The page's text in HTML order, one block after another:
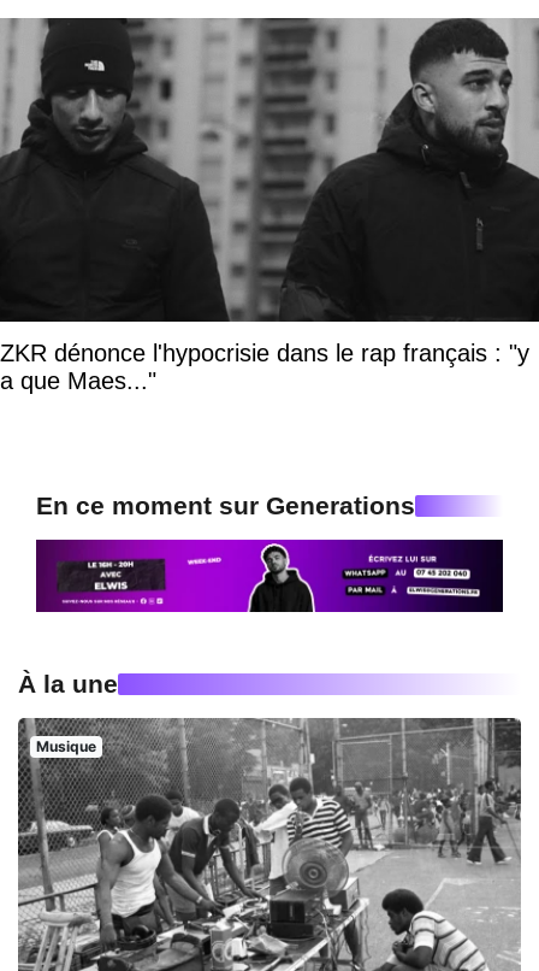
ZKR dénonce l'hypocrisie dans le rap français : "y
a que Maes..."
En ce moment sur Generations
À la une
Musique